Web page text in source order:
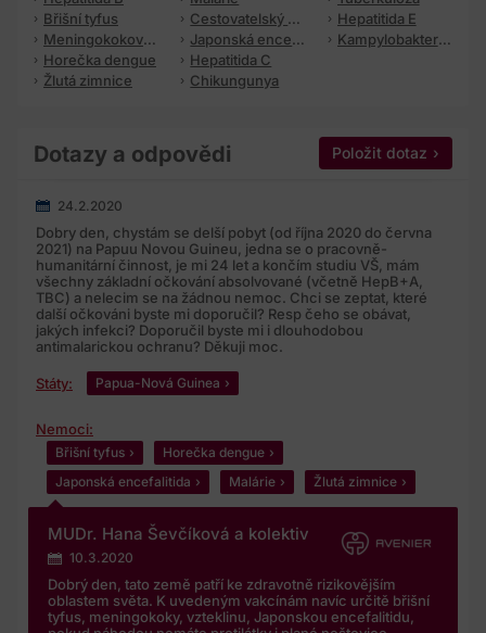
se zpracováním dle výše zmíněnýchprávních předpisů, a
to jak ve vztahu k osobním údajům, tak i ke zvláštní
kategorii osobních údajů, zejména pak:
zpracování;
s právem na přenositelnostúdajů ve strukturovaném,
běžně používaném a strojověčitelnémformátu;
s právem kdykoliv souhlas se zpracováním odvolat;
a s právem podat stížnost u dozorového úřadu, kterým je
Úřad pro ochranu osobních údajů.
Současně potvrzuji, že jsem obeznámen se způsobem
zvláštní kategorie osobních údajů, zejména že:
mé osobní údaje jsou zpracovány pouze v rozsahu, ve
kterém byly mnou poskytnuty a pouze pro shora uvedené
Společnost mé osobní údaje předává jen zpracovatelům
z řad spolupracujících lékařůjednotlivých poraden,
jejichž seznam naleznete zde.
Břišní tyfus
Meningokoková meningitida
Horečka dengue
Žlutá zimnice
Cestovatelský průjem
Japonská encefalitida
Hepatitida C
Chikungunya
Hepatitida E
Kampylobakterióza
Položit dotaz
Dotazy a odpovědi
24.2.2020
Dobry den, chystám se delší pobyt (od října 2020 do června
2021) na Papuu Novou Guineu, jedna se o pracovně-
humanitární činnost, je mi 24 let a končím studiu VŠ, mám
všechny základní očkování absolvované (včetně HepB+A,
TBC) a nelecim se na žádnou nemoc. Chci se zeptat, které
další očkováni byste mi doporučil? Resp čeho se obávat,
jakých infekci? Doporučil byste mi i dlouhodobou
antimalarickou ochranu? Děkuji moc.
Státy: Papua-Nová Guinea
Nemoci:
Břišní tyfus
Horečka dengue
Japonská encefalitida
Malárie Žlutá zimnice
MUDr. Hana Ševčíková a kolektiv
10.3.2020
Dobrý den, tato země patří ke zdravotně rizikovějším
oblastem světa. K uvedeným vakcínám navíc určitě břišní
tyfus, meningokoky, vzteklinu, Japonskou encefalitidu,